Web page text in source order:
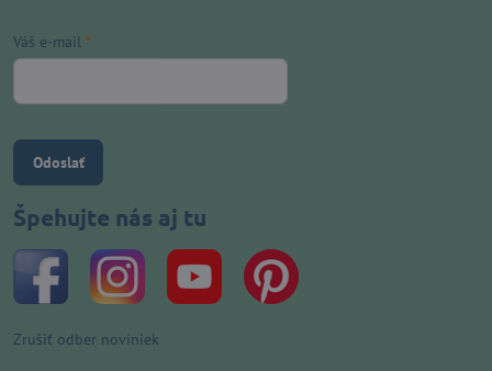
Váš e-mail *
Odoslať
Špehujte nás aj tu
Zrušiť odber noviniek